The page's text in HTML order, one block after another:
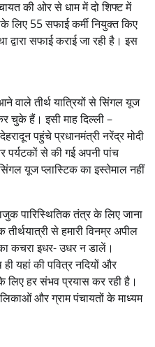
की ओर से धाम में दो शिफ्ट में
लिए 55 सफाई कर्मी नियुक्त किए
द्वारा सफाई कराई जा रही है। इस
वाले तीर्थ यात्रियों से सिंगल यूज
चुके हैं। इसी माह दिल्ली –
पहुंचे प्रधानमंत्री नरेंद्र मोदी
पर्यटकों से की गई अपनी पांच
यूज प्लास्टिक का इस्तेमाल नहीं
पारिस्थितिक तंत्र के लिए जाना
से हमारी विनम्र अपील
कचरा इधर- उधर न डालें।
यहां की पवित्र नदियों और
लिए हर संभव प्रयास कर रही है।
और ग्राम पंचायतों के माध्यम